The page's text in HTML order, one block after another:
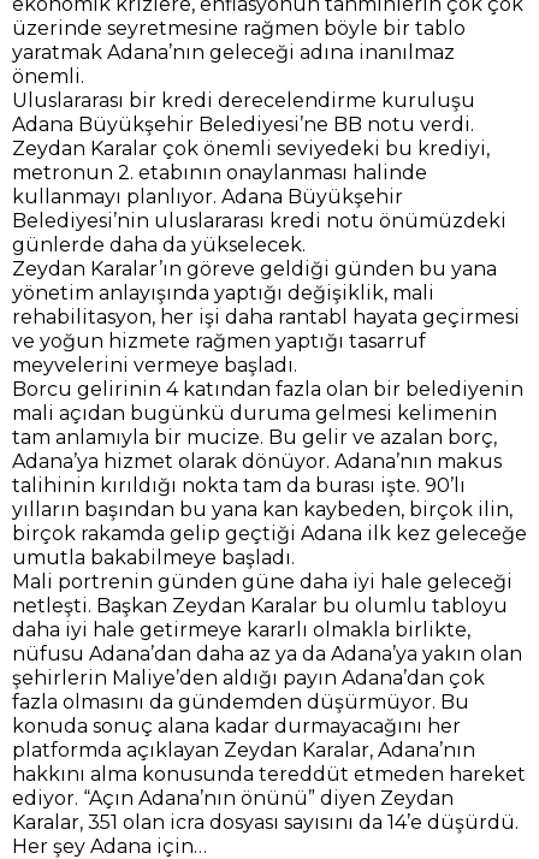
üzerinde seyretmesine rağmen böyle bir tablo
yaratmak Adana’nın geleceği adına inanılmaz
önemli.
Uluslararası bir kredi derecelendirme kuruluşu
Adana Büyükşehir Belediyesi’ne BB notu verdi.
Zeydan Karalar çok önemli seviyedeki bu krediyi,
metronun 2. etabının onaylanması halinde
kullanmayı planlıyor. Adana Büyükşehir
Belediyesi’nin uluslararası kredi notu önümüzdeki
günlerde daha da yükselecek.
Zeydan Karalar’ın göreve geldiği günden bu yana
yönetim anlayışında yaptığı değişiklik, mali
rehabilitasyon, her işi daha rantabl hayata geçirmesi
ve yoğun hizmete rağmen yaptığı tasarruf
meyvelerini vermeye başladı.
Borcu gelirinin 4 katından fazla olan bir belediyenin
mali açıdan bugünkü duruma gelmesi kelimenin
tam anlamıyla bir mucize. Bu gelir ve azalan borç,
Adana’ya hizmet olarak dönüyor. Adana’nın makus
talihinin kırıldığı nokta tam da burası işte. 90’lı
yılların başından bu yana kan kaybeden, birçok ilin,
birçok rakamda gelip geçtiği Adana ilk kez geleceğe
umutla bakabilmeye başladı.
Mali portrenin günden güne daha iyi hale geleceği
netleşti. Başkan Zeydan Karalar bu olumlu tabloyu
daha iyi hale getirmeye kararlı olmakla birlikte,
nüfusu Adana’dan daha az ya da Adana’ya yakın olan
şehirlerin Maliye’den aldığı payın Adana’dan çok
fazla olmasını da gündemden düşürmüyor. Bu
konuda sonuç alana kadar durmayacağını her
platformda açıklayan Zeydan Karalar, Adana’nın
hakkını alma konusunda tereddüt etmeden hareket
ediyor. “Açın Adana’nın önünü” diyen Zeydan
Karalar, 351 olan icra dosyası sayısını da 14’e düşürdü.
Her şey Adana için…